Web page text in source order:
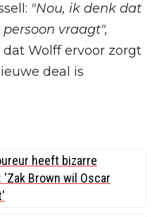
"Nou, ik denk dat
vraagt",
Wolff ervoor zorgt
deal is
heeft bizarre
Brown wil Oscar